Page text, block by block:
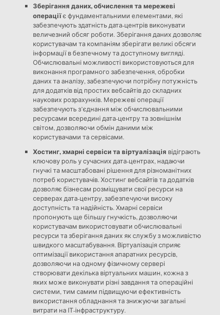
Зберігання даних, обчислення та мережеві
операціїє фундаментальними елементами, які
забезпечують здатність дата-центрів виконувати
величезний обсяг роботи. Зберігання даних дозволяє
користувачам та компаніям зберігати великі обсяги
інформації в безпечному та доступному вигляді.
Обчислювальні можливості використовуються для
виконання програмного забезпечення, обробки
даних та аналізу, забезпечуючи потрібну потужність
для додатків від простих вебсайтів до складних
наукових розрахунків. Мережеві операції
забезпечують з’єднання між обчислювальними
ресурсами всередині дата-центру та зовнішнім
світом, дозволяючи обмін даними між
користувачами та сервісами.
Хостинг, хмарні сервіси та віртуалізація відіграють
ключову роль у сучасних дата-центрах, надаючи
гнучкі та масштабовані рішення для різноманітних
потреб користувачів. Хостинг вебсайтів та додатків
дозволяє бізнесам розміщувати свої ресурси на
серверах дата-центру, забезпечуючи високу
доступність та надійність. Хмарні сервіси
пропонують ще більшу гнучкість, дозволяючи
користувачам використовувати обчислювальні
ресурси та зберігання даних як службу з можливістю
швидкого масштабування. Віртуалізація сприяє
оптимізації використання апаратних ресурсів,
дозволяючи на одному фізичному сервері
створювати декілька віртуальних машин, кожна з
яких може виконувати різні завдання та операційні
системи, тим самим підвищуючи ефективність
використання обладнання та знижуючи загальні
витрати на ІТ-інфраструктуру.